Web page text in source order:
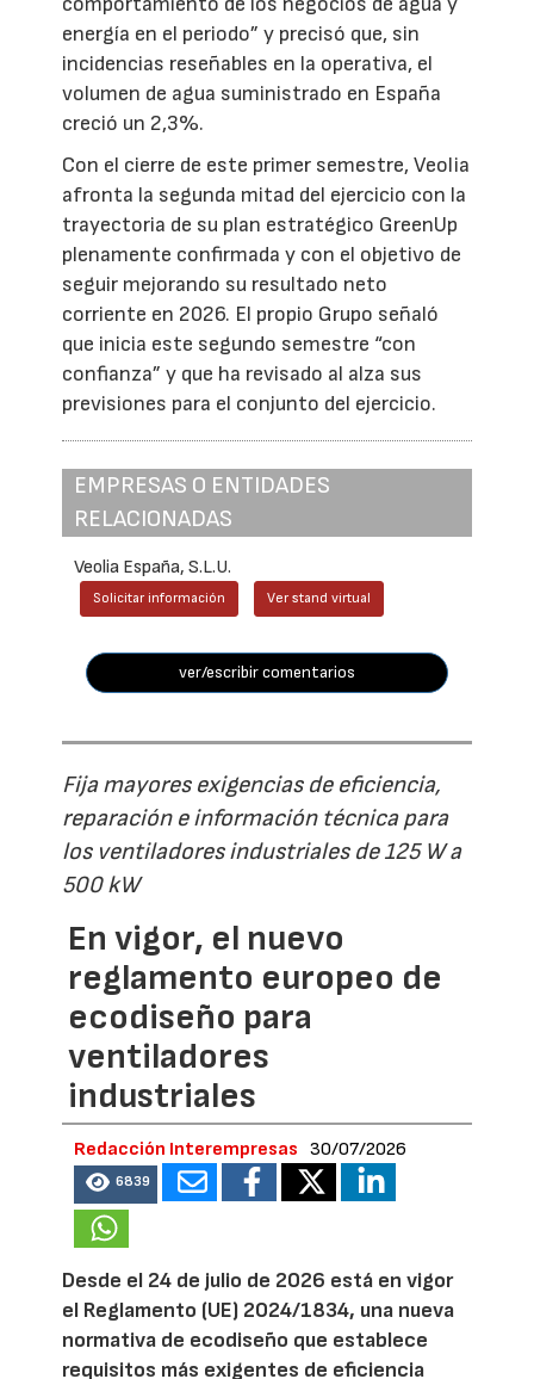
energía en el periodo” y precisó que, sin
incidencias reseñables en la operativa, el
volumen de agua suministrado en España
creció un 2,3%.
Con el cierre de este primer semestre, Veolia
afronta la segunda mitad del ejercicio con la
trayectoria de su plan estratégico GreenUp
plenamente confirmada y con el objetivo de
seguir mejorando su resultado neto
corriente en 2026. El propio Grupo señaló
que inicia este segundo semestre “con
confianza” y que ha revisado al alza sus
previsiones para el conjunto del ejercicio.
EMPRESAS O ENTIDADES
RELACIONADAS
Veolia España, S.L.U.
Solicitar información Ver stand virtual
ver/escribir comentarios
Fija mayores exigencias de eficiencia,
reparación e información técnica para
los ventiladores industriales de 125 W a
500 kW
En vigor, el nuevo
reglamento europeo de
ecodiseño para
ventiladores
industriales
Redacción Interempresas 30/07/2026
6839
Desde el 24 de julio de 2026 está en vigor
el Reglamento (UE) 2024/1834, una nueva
normativa de ecodiseño que establece
requisitos más exigentes de eficiencia